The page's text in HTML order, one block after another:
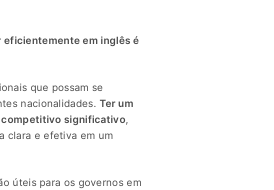
eficientemente em inglês é
que possam se
nacionalidades.Ter um
significativo,
clara e efetiva em um
úteis para os governos em